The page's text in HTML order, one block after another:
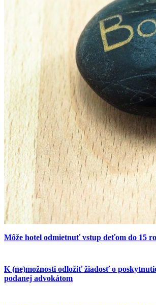
Môže hotel odmietnuť vstup deťom do 15
K (ne)možnosti odložiť žiadosť o
podanej advokátom